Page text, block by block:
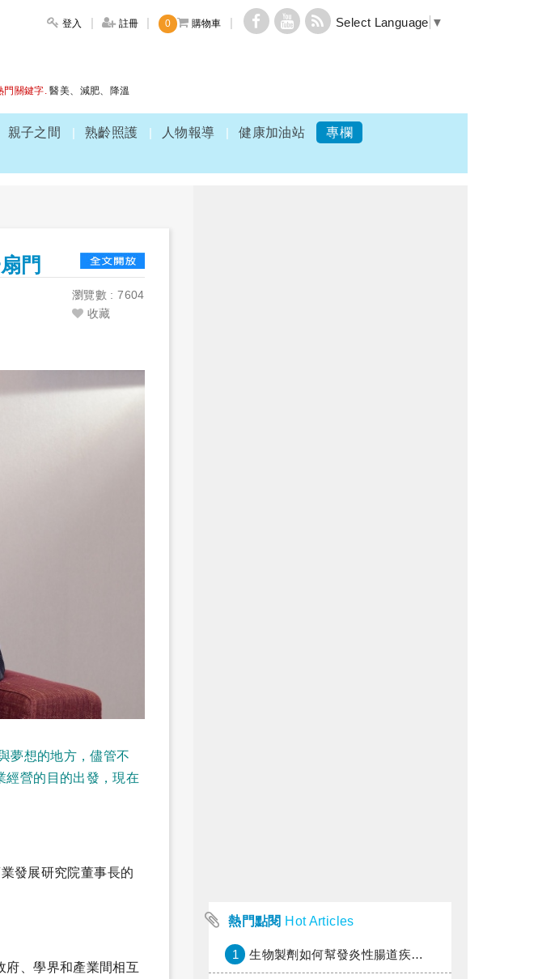
登入 註冊 0 購物車 Select Language ▼
門關鍵字. 醫美、 減肥、 降溫
親子之間 熟齡照護 人物報導 健康加油站
專欄
門
瀏覽數 : 7604
收藏
夢想的地方，儘管不
經營的目的出發，現在
發展研究院董事長的
府、學界和產業間相互
熱門點閱 Hot Articles
1 生物製劑如何幫發炎性腸道疾病患者抗潰瘍？治療進展與健保給付困境一次看